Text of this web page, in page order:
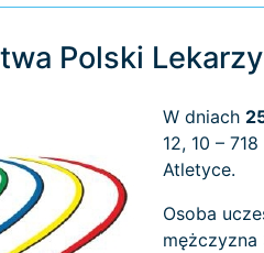
Polski
W dniach
12, 10 –
Atletyce.
Osoba